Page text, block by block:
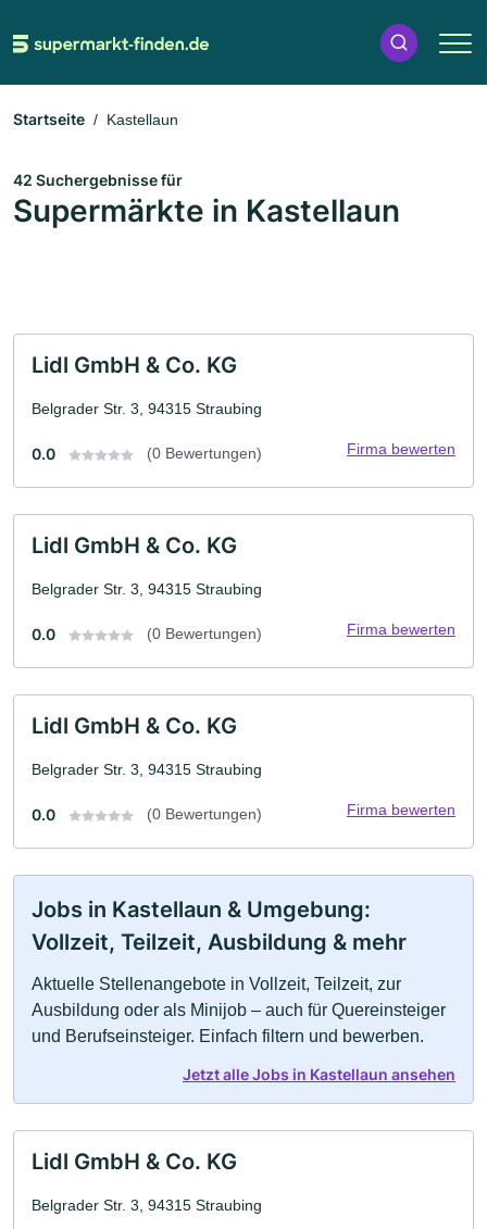
Startseite Kastellaun
42 Suchergebnisse für
Supermärkte in Kastellaun
Lidl GmbH & Co. KG
Belgrader Str. 3, 94315 Straubing
0.0 (0 Bewertungen) Firma bewerten
Lidl GmbH & Co. KG
Belgrader Str. 3, 94315 Straubing
0.0 (0 Bewertungen) Firma bewerten
Lidl GmbH & Co. KG
Belgrader Str. 3, 94315 Straubing
0.0 (0 Bewertungen) Firma bewerten
Jobs in Kastellaun & Umgebung:
Vollzeit, Teilzeit, Ausbildung & mehr
Aktuelle Stellenangebote in Vollzeit, Teilzeit, zur
Ausbildung oder als Minijob – auch für Quereinsteiger
und Berufseinsteiger. Einfach filtern und bewerben.
Jetzt alle Jobs in Kastellaun ansehen
Lidl GmbH & Co. KG
Belgrader Str. 3, 94315 Straubing